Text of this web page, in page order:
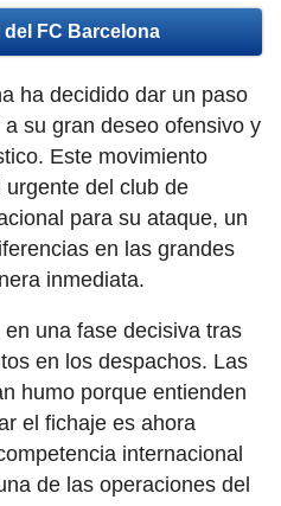
FC Barcelona
ha decidido dar un paso
su gran deseo ofensivo y
Este movimiento
del club de
para su ataque, un
en las grandes
inmediata.
una fase decisiva tras
en los despachos. Las
humo porque entienden
el fichaje es ahora
internacional
de las operaciones del